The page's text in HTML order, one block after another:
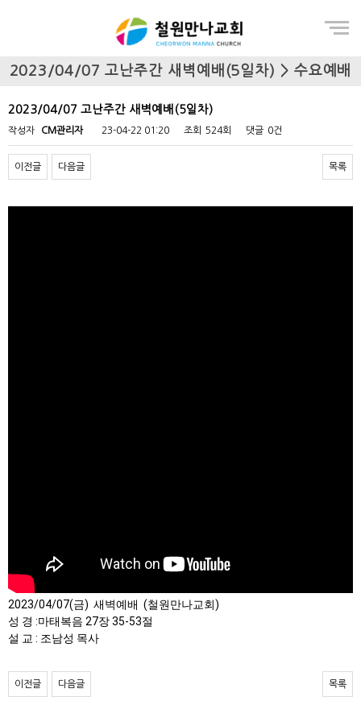
2023/04/07 고난주간 새벽예배(5일차) > 수요예배
2023/04/07 고난주간 새벽예배(5일차)
작성자 CM관리자 23-04-22 01:20 조회 524회 댓글 0건
이전글 다음글 목록
2023/04/07(금)  새벽예배  (철원만나교회)
성 경 :마태복음 27장 35-53절
설 교 : 조남성 목사
이전글 다음글 목록